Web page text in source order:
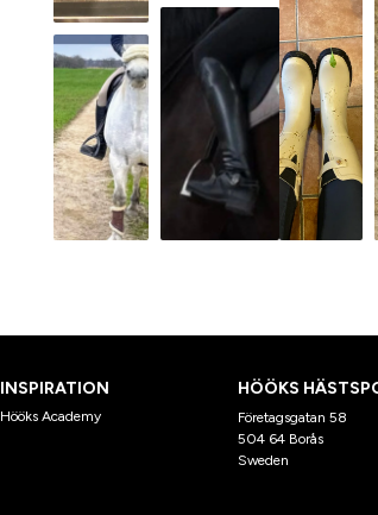
INSPIRATION
Hööks Academy
HÖÖKS
Företagsgatan 58
504 64 Borås
Sweden